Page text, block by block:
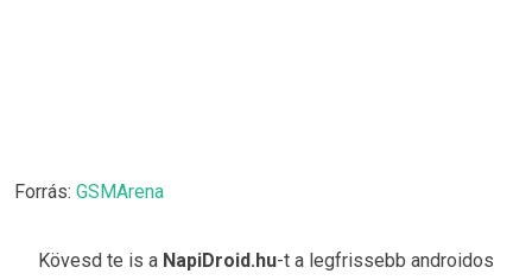
Forrás: GSMArena
Kövesd te is a NapiDroid.hu-t a legfrissebb androidos